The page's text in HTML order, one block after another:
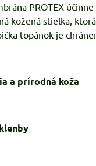
PROTEX
kožená stielka,
topánok je
a prírodná koža